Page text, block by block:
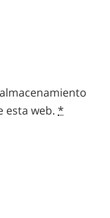
esta web. *